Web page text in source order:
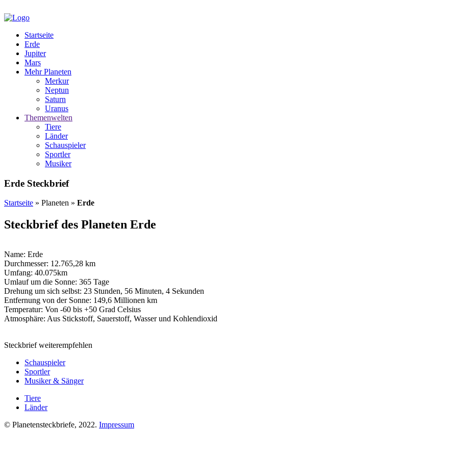
Startseite
Erde
Jupiter
Mars
Mehr Planeten
Merkur
Neptun
Saturn
Uranus
Themenwelten
Tiere
Länder
Schauspieler
Sportler
Musiker
Erde Steckbrief
Startseite » Planeten » Erde
Steckbrief des Planeten Erde
Name: Erde
Durchmesser: 12.765,28 km
Umfang: 40.075km
Umlauf um die Sonne: 365 Tage
Drehung um sich selbst: 23 Stunden, 56 Minuten, 4 Sekunden
Entfernung von der Sonne: 149,6 Millionen km
Temperatur: Von -60 bis +50 Grad Celsius
Atmosphäre: Aus Stickstoff, Sauerstoff, Wasser und Kohlendioxid
Steckbrief weiterempfehlen
Schauspieler
Sportler
Musiker & Sänger
Tiere
Länder
© Planetensteckbriefe, 2022. Impressum